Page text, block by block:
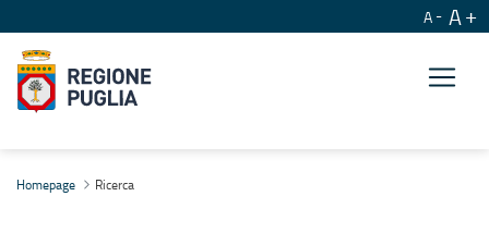
A A
Homepage Ricerca